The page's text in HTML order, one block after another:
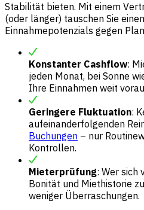
Stabilität bieten. Mit einem
(oder länger) tauschen Sie
Einnahmepotenzials gegen
Konstanter Cashflow:
jeden Monat, bei Sonne
Ihre Einnahmen weit
Geringere Fluktuation:
aufeinanderfolgenden
Buchungen – nur
Kontrollen.
Mieterprüfung: Wer sich
Bonität und Miethistorie
weniger Überraschungen.